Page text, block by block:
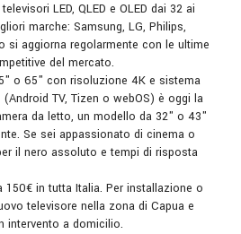
LED, QLED e OLED dai 32 ai
marche: Samsung, LG, Philips,
si aggiorna regolarmente con le ultime
del mercato.
o 65" con risoluzione 4K e sistema
TV, Tizen o webOS) è oggi la
da letto, un modello da 32" o 43"
Se sei appassionato di cinema o
il nero assoluto e tempi di risposta
150€ in tutta Italia. Per installazione o
televisore nella zona di Capua e
intervento a domicilio.